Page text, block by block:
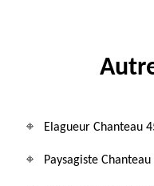
Elagueur Chanteau
Paysagiste